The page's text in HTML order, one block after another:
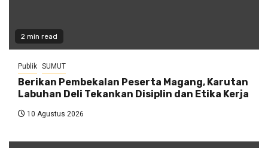
2 min read
Publik SUMUT
Berikan Pembekalan Peserta Magang, Karutan
Labuhan Deli Tekankan Disiplin dan Etika Kerja
10 Agustus 2026